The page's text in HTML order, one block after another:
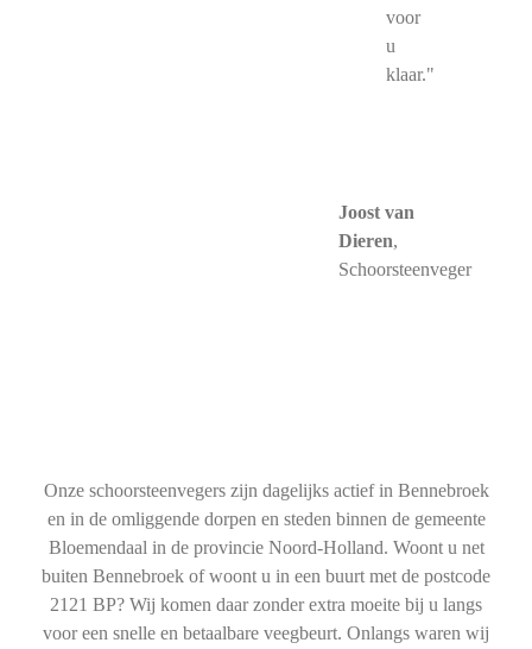
voor
u
klaar."
Joost van
Dieren,
Schoorsteenveger
Onze schoorsteenvegers zijn dagelijks actief in Bennebroek
en in de omliggende dorpen en steden binnen de gemeente
Bloemendaal in de provincie Noord-Holland. Woont u net
buiten Bennebroek of woont u in een buurt met de postcode
2121 BP? Wij komen daar zonder extra moeite bij u langs
voor een snelle en betaalbare veegbeurt. Onlangs waren wij